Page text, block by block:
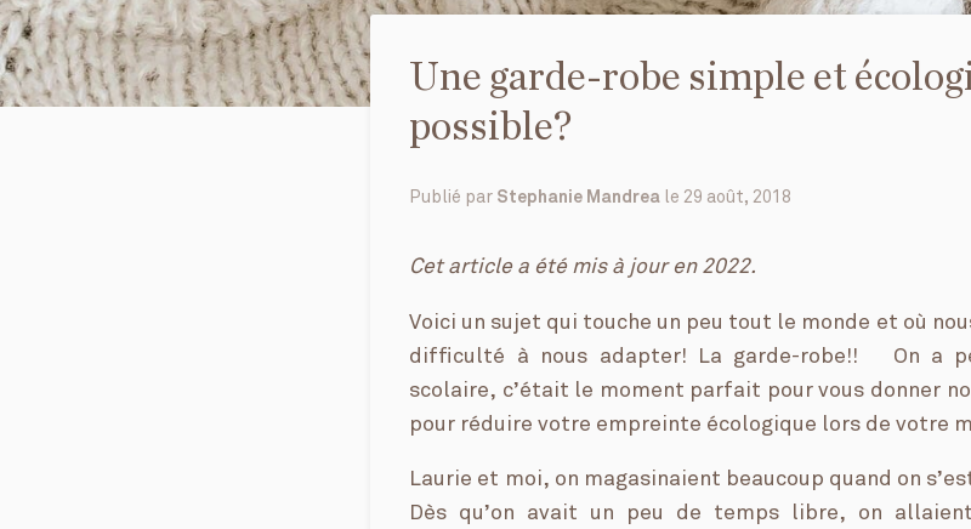
Une garde-robe simple et
possible?
Publié par Stephanie Mandrea le 29 août, 2018
Cet article a été mis à jour en 2022.
Voici un sujet qui touche un peu tout le monde et où
difficulté à nous adapter! La garde-robe!! On a
scolaire, c’était le moment parfait pour vous donner
pour réduire votre empreinte écologique lors de votre
Laurie et moi, on magasinaient beaucoup quand on
Dès qu’on avait un peu de temps libre, on